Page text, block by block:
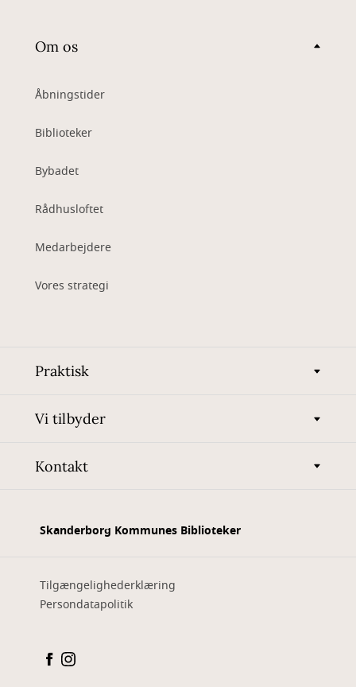
Om os
Åbningstider
Biblioteker
Bybadet
Rådhusloftet
Medarbejdere
Vores strategi
Praktisk
Vi tilbyder
Kontakt
Skanderborg Kommunes Biblioteker
Tilgængelighederklæring
Persondatapolitik